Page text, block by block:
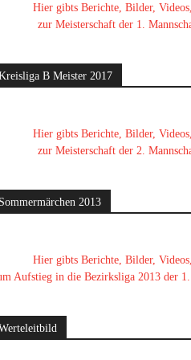
Hier gibts Berichte, Bilder,
zur Meisterschaft der 1.
B Meister 2017
Hier gibts Berichte, Bilder,
zur Meisterschaft der 2.
2013
Hier gibts Berichte, Bilder,
Aufstieg in die Bezirksliga 2013 der